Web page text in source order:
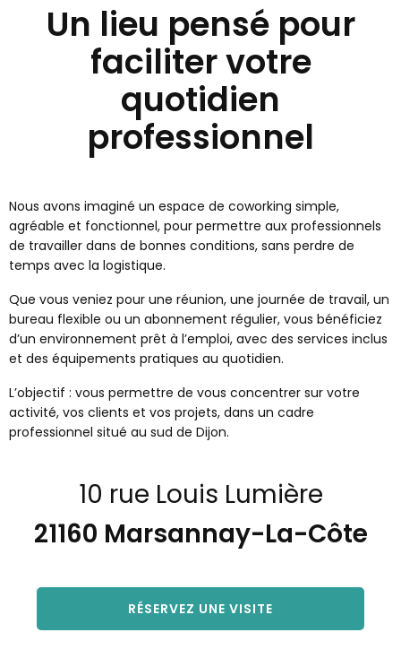
Un lieu pensé pour
faciliter votre
quotidien
professionnel
Nous avons imaginé un espace de coworking simple,
agréable et fonctionnel, pour permettre aux professionnels
de travailler dans de bonnes conditions, sans perdre de
temps avec la logistique.
Que vous veniez pour une réunion, une journée de travail, un
bureau flexible ou un abonnement régulier, vous bénéficiez
d’un environnement prêt à l’emploi, avec des services inclus
et des équipements pratiques au quotidien.
L’objectif : vous permettre de vous concentrer sur votre
activité, vos clients et vos projets, dans un cadre
professionnel situé au sud de Dijon.
10 rue Louis Lumière
21160 Marsannay-La-Côte
RÉSERVEZ UNE VISITE